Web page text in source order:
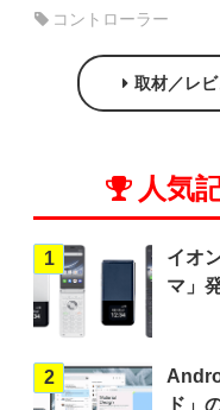
コントローラー
取材／レ
人気
1
イオ
マ」
2
ド」